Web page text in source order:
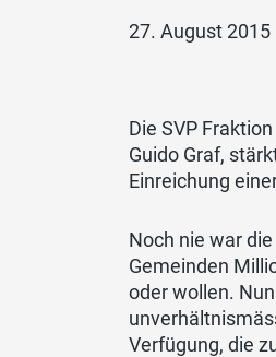
27. August 2015
Die SVP
Guido Graf,
Einreichung
Noch nie war
Gemeinden
oder wollen.
Verfügung, die